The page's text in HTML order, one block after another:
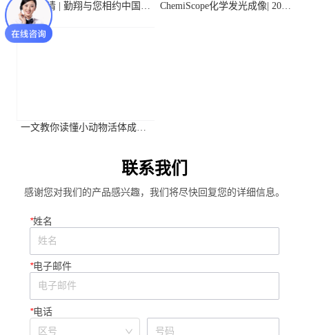
活动邀请 | 勤翔与您相约中国植
物生理与植物分子生物学学会
2026年全国学术大会
ChemiScope化学发光成像| 2026
一文教你读懂小动物活体成像
联系我们
感谢您对我们的产品感兴趣，我们将尽快回复您的详细信息。
*姓名
*电子邮件
*电话